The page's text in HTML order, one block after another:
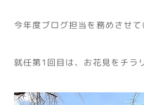
今年度ブログ担当を務めさせ
就任第1回目は、お花見をチ